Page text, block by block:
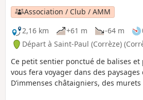
Association / Club / AMM
2,16 km
+61 m -64 m
Départ à Saint-Paul (Corrèze)
Ce petit sentier ponctué de balises
vous fera voyager dans des
D’immenses châtaigniers, des